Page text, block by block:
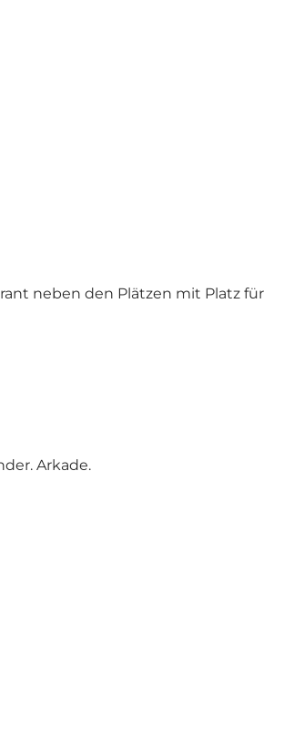
neben den Plätzen mit Platz für
Arkade.